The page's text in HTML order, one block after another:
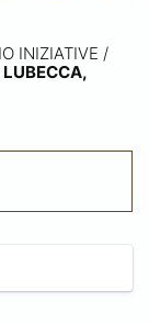
INIZIATIVE /
LUBECCA,